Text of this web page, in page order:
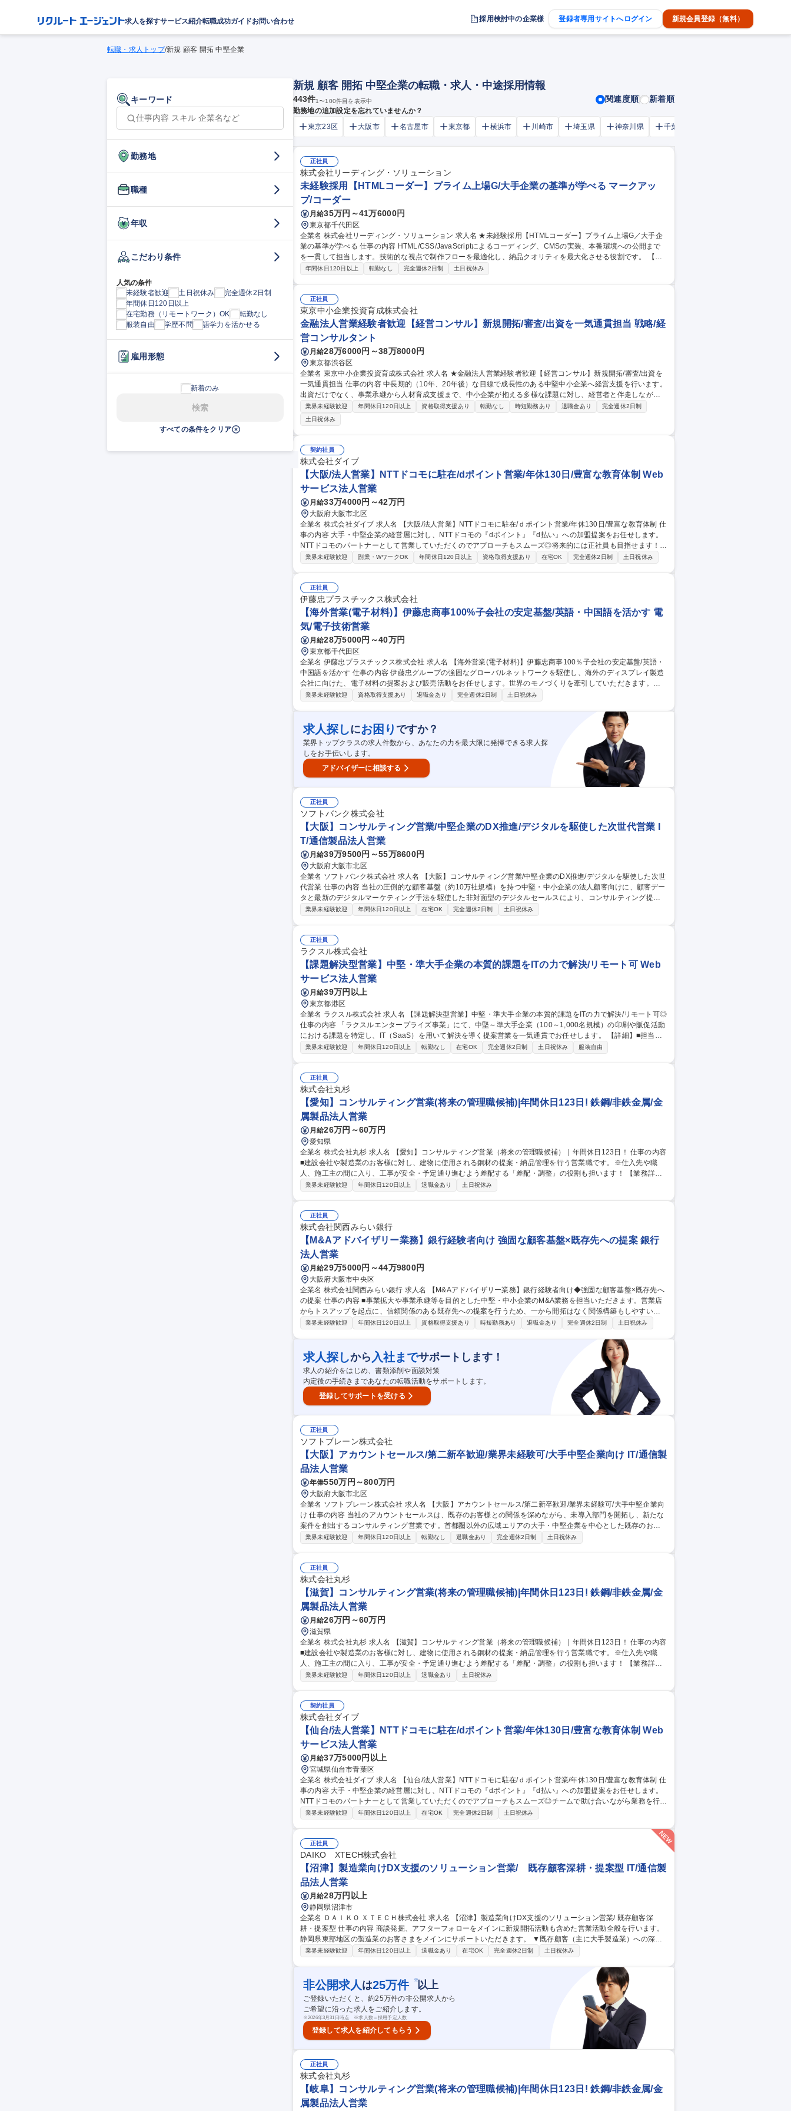
求人を探すサービス紹介転職成功ガイドお問い合わせ 採用検討中の企業様 登録者専用サイトへログイン 新規会員登録（無料）
転職・求人トップ/新規 顧客 開拓 中堅企業
キーワード
勤務地
職種
年収
こだわり条件
人気の条件
未経験者歓迎
土日祝休み
完全週休2日制
年間休日120日以上
在宅勤務（リモートワーク）OK
転勤なし
服装自由
学歴不問 語学力を活かせる
雇用形態
新着のみ
検索
すべての条件をクリア
新規 顧客 開拓 中堅企業の転職・求人・中途採用情報
443件1〜100件目を表示中 関連度順 新着順
勤務地の追加設定を忘れていませんか？
東京23区
大阪市 名古屋市 東京都 横浜市 川崎市 埼玉県 神奈川県 千葉市
正社員
株式会社リーディング・ソリューション
未経験採用【HTMLコーダー】プライム上場G/大手企業の基準が学べる マークアッ
プ/コーダー
月給35万円～41万6000円
東京都千代田区
企業名 株式会社リーディング・ソリューション 求人名 ★未経験採用【HTMLコーダー】プライム上場G／大手企
業の基準が学べる 仕事の内容 HTML/CSS/JavaScriptによるコーディング、CMSの実装、本番環境への公開まで
を一貫して担当します。技術的な視点で制作フローを最適化し、納品クオリティを最大化させる役割です。 【こ
の仕事の魅力】 ■パートナーの成果物の技術チェックから、CMSの実装、本番環境への公開までを一貫して担当
るだけなく、「良い品質で、スムーズに納品する」という仕組み作り携われます。 募集職種 ★未経験採用【HTM
Lコーダー】プライム上場G／大手企業の基準が学べる
年間休日120日以上 転勤なし 完全週休2日制 土日祝休み
正社員
東京中小企業投資育成株式会社
金融法人営業経験者歓迎【経営コンサル】新規開拓/審査/出資を一気通貫担当 戦略/経
営コンサルタント
月給28万6000円～38万8000円
東京都渋谷区
企業名 東京中小企業投資育成株式会社 求人名 ★金融法人営業経験者歓迎【経営コンサル】新規開拓/審査/出資を
一気通貫担当 仕事の内容 中長期的（10年、20年後）な目線で成長性のある中堅中小企業へ経営支援を行います。
出資だけでなく、事業承継から人材育成支援まで、中小企業が抱える多様な課題に対し、経営者と伴走しながら
挑戦できる仕事です。 (1)出資先企業の成長支援業務：30社/人程度の出資先を担当し、経営状況の把握、各企業
に応じた支援を行い成長を継続的に支援します。 ◆提案例：経営戦略、組織運営、人事労務、約3,000社のネット
ワークを活かしたビジネスマッチング、後継者育成、M&A等 (2)投資業務・審査：優良中堅企業の探索から出資条
件検討、企業審査、出資手続きまで行う投資業務。年間100社程度の経営者を訪問し、2～3社に対して新規出資を
します 募集職種 ★金融法人営業経験者歓迎【経営コンサル】新規開拓/審査/出資を一気通貫担当
業界未経験歓迎 年間休日120日以上 資格取得支援あり 転勤なし 時短勤務あり 退職金あり
完全週休2日制
土日祝休み
契約社員
株式会社ダイブ
【大阪/法人営業】NTTドコモに駐在/dポイント営業/年休130日/豊富な教育体制 Web
サービス法人営業
月給33万4000円～42万円
大阪府大阪市北区
企業名 株式会社ダイブ 求人名 【大阪/法人営業】NTTドコモに駐在/ｄポイント営業/年休130日/豊富な教育体制 仕
事の内容 大手・中堅企業の経営層に対し、NTTドコモの『dポイント』『d払い』への加盟提案をお任せします。
NTTドコモのパートナーとして営業していただくのでアプローチもスムーズ◎将来的には正社員も目指せます！
【業務概要】『dポイント』『d払い』加盟を提案するソリューション営業 【業務詳細】■新規開拓：経営幹部層
いませんが、目標はあり 募集職種 【大阪/法人営業】NTTドコモに駐在/ｄポイント営業/年休130日/豊富な教育体
制
業界未経験歓迎 副業・WワークOK 年間休日120日以上 資格取得支援あり 在宅OK 完全週休2日制 土日祝休み
正社員
伊藤忠プラスチックス株式会社
【海外営業(電子材料)】伊藤忠商事100%子会社の安定基盤/英語・中国語を活かす 電
気/電子技術営業
月給28万5000円～40万円
東京都千代田区
企業名 伊藤忠プラスチックス株式会社 求人名 【海外営業(電子材料)】伊藤忠商事100％子会社の安定基盤/英語・
中国語を活かす 仕事の内容 伊藤忠グループの強固なグローバルネットワークを駆使し、海外のディスプレイ製造
会社に向けた、電子材料の提案および販売活動をお任せします。世界のモノづくりを牽引していただきます。
【具体的には】 ■ディスプレイに加え、半導体や環境エネルギー分野の化学品の輸出入貿易業務 ■伊藤忠グループ
張による、新規ビジネスの積極的な開拓と深耕 ■市場動向の分析と、顧客ニーズに応じた最適なソリューションの
企画立案・提供 募集職種 【海外営業(電子材料)】伊藤忠商事100％子会社の安定基盤/英語・中国語を活かす
業界未経験歓迎 資格取得支援あり 退職金あり 完全週休2日制 土日祝休み
求人探しにお困り ですか？
業界トップクラスの求人件数から、あなたの力を最大限に発揮できる求人探
しをお手伝いします。
アドバイザーに相談する
正社員
ソフトバンク株式会社
【大阪】コンサルティング営業/中堅企業のDX推進/デジタルを駆使した次世代営業 I
T/通信製品法人営業
月給39万9500円～55万8600円
大阪府大阪市北区
企業名 ソフトバンク株式会社 求人名 【大阪】コンサルティング営業/中堅企業のDX推進/デジタルを駆使した次世
代営業 仕事の内容 当社の圧倒的な顧客基盤（約10万社規模）を持つ中堅・中小企業の法人顧客向けに、顧客デー
タと最新のデジタルマーケティング手法を駆使した非対面型のデジタルセールスにより、コンサルティング提案
を行います。 ■中小規模の既存法人顧客の維持拡大：お客さまからの問合せや追加・変更依頼などの営業対応。マ
（既存・新規）： マーケティング部門が顧客データを分析・創出した見込み顧客に対し、迅速にアプローチを実
施 募集職種 【大阪】コンサルティング営業/中堅企業のDX推進/デジタルを駆使した次世代営業
業界未経験歓迎 年間休日120日以上 在宅OK 完全週休2日制 土日祝休み
正社員
ラクスル株式会社
【課題解決型営業】中堅・準大手企業の本質的課題をITの力で解決/リモート可 Web
サービス法人営業
月給39万円以上
東京都港区
企業名 ラクスル株式会社 求人名 【課題解決型営業】中堅・準大手企業の本質的課題をITの力で解決/リモート可◎
仕事の内容 「ラクスルエンタープライズ事業」にて、中堅～準大手企業（100～1,000名規模）の印刷や販促活動
における課題を特定し、IT（SaaS）を用いて解決を導く提案営業を一気通貫でお任せします。 【詳細】■担当領
域における新規顧客の開拓 ■課題のヒアリングから特定、サービス提案、導入支援 ■導入後の振り返りおよび継続
す。 募集職種 【課題解決型営業】中堅・準大手企業の本質的課題をITの力で解決/リモート可◎
業界未経験歓迎 年間休日120日以上 転勤なし 在宅OK 完全週休2日制 土日祝休み 服装自由
正社員
株式会社丸杉
【愛知】コンサルティング営業(将来の管理職候補)|年間休日123日! 鉄鋼/非鉄金属/金
属製品法人営業
月給26万円～60万円
愛知県
企業名 株式会社丸杉 求人名 【愛知】コンサルティング営業（将来の管理職候補）｜年間休日123日！ 仕事の内容
■建設会社や製造業のお客様に対し、建物に使用される鋼材の提案・納品管理を行う営業職です。※仕入先や職
人、施工主の間に入り、工事が安全・予定通り進むよう差配する「差配・調整」の役割も担います！ 【業務詳
細】 ■顧客対応： 担当顧客への定期訪問および新規顧客の開拓 ■ニーズの把握： 情報収集を通じてお客様の課題
職種 【愛知】コンサルティング営業（将来の管理職候補）｜年間休日123日！
業界未経験歓迎 年間休日120日以上 退職金あり 土日祝休み
正社員
株式会社関西みらい銀行
【M&Aアドバイザリー業務】銀行経験者向け 強固な顧客基盤×既存先への提案 銀行
法人営業
月給29万5000円～44万9800円
大阪府大阪市中央区
企業名 株式会社関西みらい銀行 求人名 【M&Aアドバイザリー業務】銀行経験者向け◆強固な顧客基盤×既存先へ
の提案 仕事の内容 ■事業拡大や事業承継等を目的とした中堅・中小企業のM&A業務を担当いただきます。営業店
からトスアップを起点に、信頼関係のある既存先への提案を行うため、一から開拓はなく関係構築もしやすい環
境です。 ■実際に案件化すると、営業店とは独立した立場・場所で活動するため、アドバイザリー業務に集中でき
探索・選定 ■売却・買収の打診・提案・DD ■相手先との交渉・アドバイス・スキームの構築 ■契約書作成、条件
調整、クロージング ・業務戦略立案等、その他付随する業務 募集職種 【M&Aアドバイザリー業務】銀行経験者向
け◆強固な顧客基盤×既存先への提案
業界未経験歓迎 年間休日120日以上 資格取得支援あり 時短勤務あり 退職金あり 完全週休2日制 土日祝休み
求人探しから 入社までサポートします！
求人の紹介をはじめ、書類添削や面談対策
内定後の手続きまであなたの転職活動をサポートします。
登録してサポートを受ける
正社員
ソフトブレーン株式会社
【大阪】アカウントセールス/第二新卒歓迎/業界未経験可/大手中堅企業向け IT/通信製
品法人営業
年俸550万円～800万円
大阪府大阪市北区
企業名 ソフトブレーン株式会社 求人名 【大阪】アカウントセールス/第二新卒歓迎/業界未経験可/大手中堅企業向
け 仕事の内容 当社のアカウントセールスは、既存のお客様との関係を深めながら、未導入部門を開拓し、新たな
案件を創出するコンサルティング営業です。首都圏以外の広域エリアの大手・中堅企業を中心とした既存のお客
様です。 【具体的な業務】・既存顧客との関係構築と担当アカウントの営業戦略立案・未導入部門へのアプロー
客への追加導入・利用拡大の提案 募集職種 【大阪】アカウントセールス/第二新卒歓迎/業界未経験可/大手中堅企
業向け
業界未経験歓迎 年間休日120日以上 転勤なし 退職金あり 完全週休2日制 土日祝休み
正社員
株式会社丸杉
【滋賀】コンサルティング営業(将来の管理職候補)|年間休日123日! 鉄鋼/非鉄金属/金
属製品法人営業
月給26万円～60万円
滋賀県
企業名 株式会社丸杉 求人名 【滋賀】コンサルティング営業（将来の管理職候補）｜年間休日123日！ 仕事の内容
■建設会社や製造業のお客様に対し、建物に使用される鋼材の提案・納品管理を行う営業職です。※仕入先や職
人、施工主の間に入り、工事が安全・予定通り進むよう差配する「差配・調整」の役割も担います！ 【業務詳
細】 ■顧客対応： 担当顧客への定期訪問および新規顧客の開拓 ■ニーズの把握： 情報収集を通じてお客様の課題
職種 【滋賀】コンサルティング営業（将来の管理職候補）｜年間休日123日！
業界未経験歓迎 年間休日120日以上 退職金あり 土日祝休み
契約社員
株式会社ダイブ
【仙台/法人営業】NTTドコモに駐在/dポイント営業/年休130日/豊富な教育体制 Web
サービス法人営業
月給37万5000円以上
宮城県仙台市青葉区
企業名 株式会社ダイブ 求人名 【仙台/法人営業】NTTドコモに駐在/ｄポイント営業/年休130日/豊富な教育体制 仕
事の内容 大手・中堅企業の経営層に対し、NTTドコモの『dポイント』『d払い』への加盟提案をお任せします。
NTTドコモのパートナーとして営業していただくのでアプローチもスムーズ◎チームで助け合いながら業務を行い
ます。 【業務概要】『dポイント』『d払い』加盟を提案するソリューション営業 【業務詳細】■新規開拓：経営
【営業形態】■チーム制：6人1チームで複数企業を担当（適性配分） ■テレアポ：新規獲得は電話で行いますが終
日行うことはありません！ ■フォロー：チームで支え合う環境のため過度な重圧はなく安心◎ 募集職種 【仙台/法
人営業】NTTドコモに駐在/ｄポイント営業/年休130日/豊富な教育体制
業界未経験歓迎 年間休日120日以上 在宅OK 完全週休2日制 土日祝休み
正社員
DAIKO XTECH株式会社
【沼津】製造業向けDX支援のソリューション営業/ 既存顧客深耕・提案型 IT/通信製
品法人営業
月給28万円以上
静岡県沼津市
企業名 ＤＡＩＫＯ ＸＴＥＣＨ株式会社 求人名 【沼津】製造業向けDX支援のソリューション営業/ 既存顧客深
耕・提案型 仕事の内容 商談発掘、アフターフォローをメインに新規開拓活動も含めた営業活動全般を行います。
静岡県東部地区の製造業のお客さまをメインにサポートいただきます。 ▼既存顧客（主に大手製造業）への深耕
営業・課題ヒアリング ▼OS・ソフト・ハードを組み合わせた最適な製品や仕様の提案 ▼新規案件の獲得、および
営業/ 既存顧客深耕・提案型
業界未経験歓迎 年間休日120日以上 退職金あり 在宅OK 完全週休2日制 土日祝休み
非公開求人 は25万件 ※以上
ご登録いただくと、約25万件の非公開求人から
ご希望に沿った求人をご紹介します。
※2026年3月31日時点 ※求人数＝採用予定人数
登録して求人を紹介してもらう
正社員
株式会社丸杉
【岐阜】コンサルティング営業(将来の管理職候補)|年間休日123日! 鉄鋼/非鉄金属/金
属製品法人営業